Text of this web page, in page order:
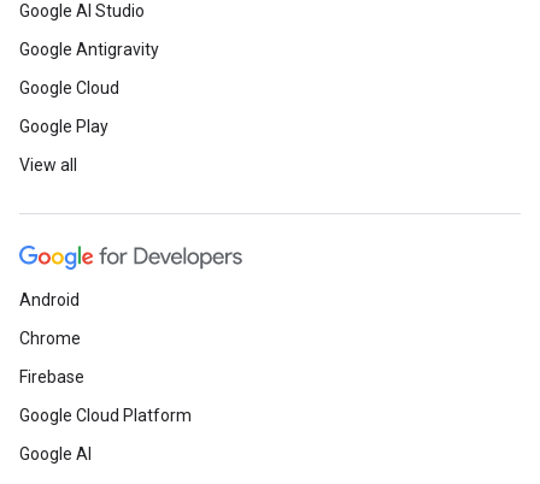
Google AI Studio
Google Antigravity
Google Cloud
Google Play
View all
Android
Chrome
Firebase
Google Cloud Platform
Google AI